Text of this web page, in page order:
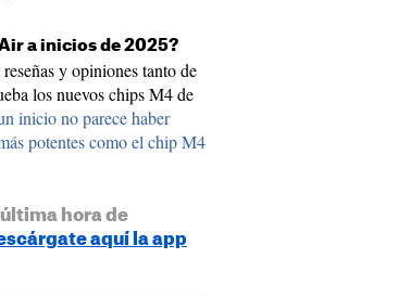
a inicios de 2025?
y opiniones tanto de
los nuevos chips M4 de
inicio no parece haber
potentes como el chip M4
hora de
aquí la app